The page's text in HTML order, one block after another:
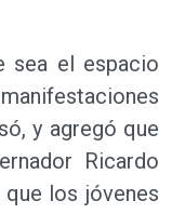
sea el espacio
y agregó que
Ricardo
los jóvenes